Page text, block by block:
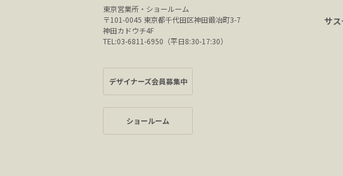
東京営業所・ショールーム
〒101-0045 東京都千代田区神田鍛冶町3-7
神田カドウチ4F
TEL:03-6811-6950（平日8:30-17:30）
デザイナーズ会員募集中
ショールーム
サ